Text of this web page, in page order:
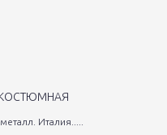
КОСТЮМНАЯ
Италия.....